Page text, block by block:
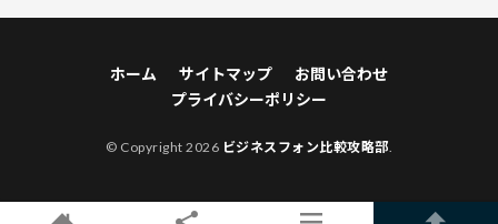
ホーム サイトマップ
お問い合わせ
プライバシーポリシー
© Copyright 2026 ビジネスフォン比較攻略部.